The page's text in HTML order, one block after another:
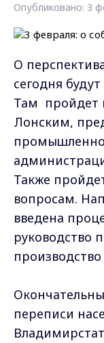
Опубликовано: 3
О
сегодня
Там пройдет
Лонским,
Также
вопросам.
введена
руководство
производство
переписи